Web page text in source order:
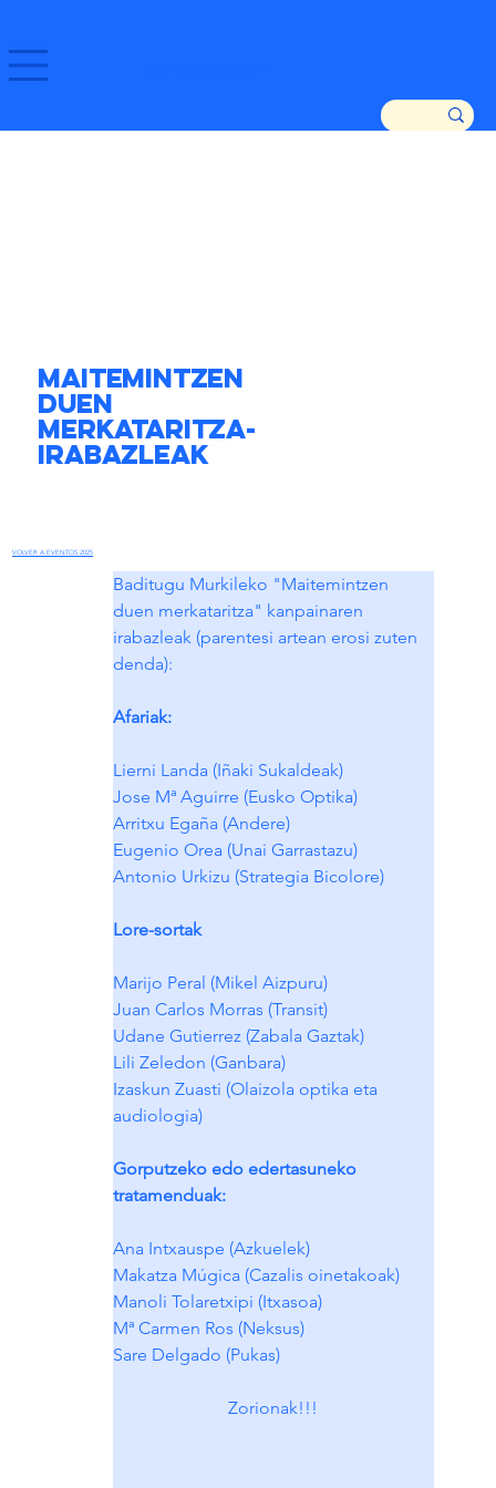
Maitemintzen
duen
merkataritza-
Irabazleak
VOLVER A EVENTOS 2025
Baditugu Murkileko "Maitemintzen
duen merkataritza" kanpainaren
irabazleak (parentesi artean erosi zuten
denda):
Afariak:
Lierni Landa (Iñaki Sukaldeak)
Jose Mª Aguirre (Eusko Optika)
Arritxu Egaña (Andere)
Eugenio Orea (Unai Garrastazu)
Antonio Urkizu (Strategia Bicolore)
Lore-sortak
Marijo Peral (Mikel Aizpuru)
Juan Carlos Morras (Transit)
Udane Gutierrez (Zabala Gaztak)
Lili Zeledon (Ganbara)
Izaskun Zuasti (Olaizola optika eta
audiologia)
Gorputzeko edo edertasuneko
tratamenduak:
Ana Intxauspe (Azkuelek)
Makatza Múgica (Cazalis oinetakoak)
Manoli Tolaretxipi (Itxasoa)
Mª Carmen Ros (Neksus)
Sare Delgado (Pukas)
Zorionak!!!